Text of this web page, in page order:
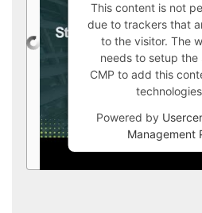
This content is not
due to trackers that
to the visitor. The
needs to setup the
CMP to add this
Powered by
Management